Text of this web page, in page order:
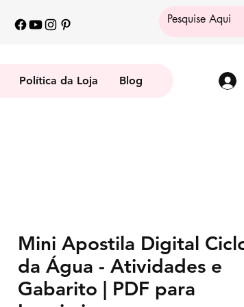
Política da Loja Blog
Mini Apostila Digital
da Água - Atividades e
Gabarito | PDF para